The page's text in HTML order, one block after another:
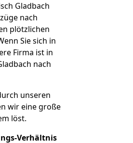
Gladbach
nach
plötzlichen
Sie sich in
Firma ist in
nach
unseren
wir eine große
löst.
Verhältnis